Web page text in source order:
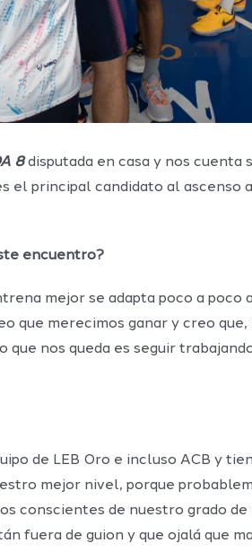
8disputada en casa y nos cuenta
principal candidato al ascenso
encuentro?
mejor se adapta poco a poco
que merecimos ganar y creo que,
nos queda es seguir
de LEB Oro e incluso ACB y
mejor nivel, porque
conscientes de nuestro grado
fuera de guion y que ojalá que